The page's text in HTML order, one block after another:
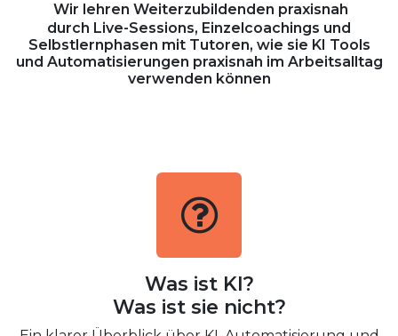
Wir lehren Weiterzubildenden praxisnah
durch Live-Sessions, Einzelcoachings und
Selbstlernphasen mit Tutoren, wie sie KI Tools
und Automatisierungen praxisnah im Arbeitsalltag
verwenden können
Was ist KI?
Was ist sie nicht?